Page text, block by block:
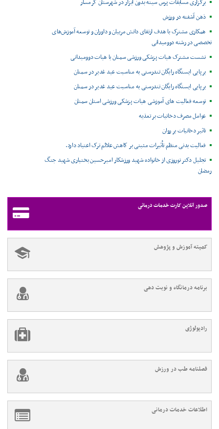
برگزاری مسابقات پرس سینه بدون ابزار در شهرستان گرمسار
ذهن آشفته در ورزش
همکاری مشترک با هدف ارتقای دانش مربیان و داوران و توسعه آموزش‌های
تخصصی در رشته دوومیدانی
نشست مشترک هیات پزشکی ورزشی سمنان با هیات دوومیدانی
برپایی ایستگاه رایگان تندرستی به مناسبت عید غدیر در سمنان
برپایی ایستگاه رایگان تندرستی به مناسبت عید غدیر در سمنان
توسعه فعالیت های آموزشی هیات پزشکی ورزشی استان سمنان
عوامل مصرف دخانیات بر تغذیه
تاثیر دخانیات بر روان
فعالیت بدنی منظم تأثیرات مثبتی بر کاهش علائم ترک اعتیاد دارد.
تجلیل دکتر نوروزی از خانواده شهید ورزشکار امیرحسین بختیاری شهید جنگ
رمضان
صدور آنلاین کارت خدمات درمانی
کمیته آموزش و پژوهش
برنامه درمانگاه و نوبت دهی
رادیولوژی
فصلنامه طب در ورزش
اطلاعات خدمات درمانی